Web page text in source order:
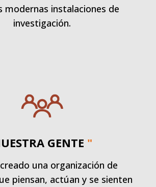
modernas instalaciones de
investigación.
GENTE "
una organización de
piensan, actúan y se sienten